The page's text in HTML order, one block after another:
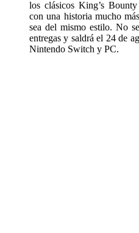
los clásicos King’s
con una historia mucho
sea del mismo estilo. No
entregas y saldrá el 24 de
Nintendo Switch y PC.